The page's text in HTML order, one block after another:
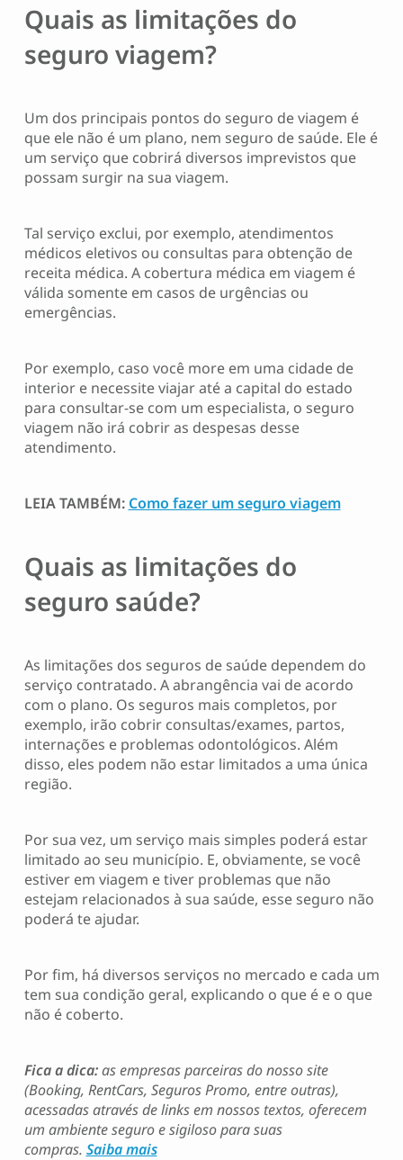
Quais as limitações do
seguro viagem?
Um dos principais pontos do seguro de viagem é
que ele não é um plano, nem seguro de saúde. Ele é
um serviço que cobrirá diversos imprevistos que
possam surgir na sua viagem.
Tal serviço exclui, por exemplo, atendimentos
médicos eletivos ou consultas para obtenção de
receita médica. A cobertura médica em viagem é
válida somente em casos de urgências ou
emergências.
Por exemplo, caso você more em uma cidade de
interior e necessite viajar até a capital do estado
para consultar-se com um especialista, o seguro
viagem não irá cobrir as despesas desse
atendimento.
LEIA TAMBÉM: Como fazer um seguro viagem
Quais as limitações do
seguro saúde?
As limitações dos seguros de saúde dependem do
serviço contratado. A abrangência vai de acordo
com o plano. Os seguros mais completos, por
exemplo, irão cobrir consultas/exames, partos,
internações e problemas odontológicos. Além
disso, eles podem não estar limitados a uma única
região.
Por sua vez, um serviço mais simples poderá estar
limitado ao seu município. E, obviamente, se você
estiver em viagem e tiver problemas que não
estejam relacionados à sua saúde, esse seguro não
poderá te ajudar.
Por fim, há diversos serviços no mercado e cada um
tem sua condição geral, explicando o que é e o que
não é coberto.
Fica a dica:as empresas parceiras do nosso site
(Booking, RentCars, Seguros Promo, entre outras),
acessadas através de links em nossos textos, oferecem
um ambiente seguro e sigiloso para suas
compras. Saiba mais